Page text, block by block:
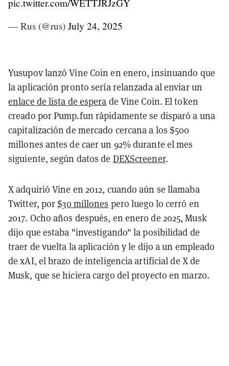
pic.twitter.com/WETTJRJzGY
— Rus (@rus) July 24, 2025
Yusupov lanzó Vine Coin en enero, insinuando que
la aplicación pronto sería relanzada al enviar un
enlace de lista de espera de Vine Coin. El token
creado por Pump.fun rápidamente se disparó a una
capitalización de mercado cercana a los $500
millones antes de caer un 92% durante el mes
siguiente, según datos de DEXScreener.
X adquirió Vine en 2012, cuando aún se llamaba
Twitter, por$30 millones pero luego lo cerró en
2017. Ocho años después, en enero de 2025, Musk
dijo que estaba "investigando" la posibilidad de
traer de vuelta la aplicación y le dijo a un empleado
de xAI, el brazo de inteligencia artificial de X de
Musk, que se hiciera cargo del proyecto en marzo.